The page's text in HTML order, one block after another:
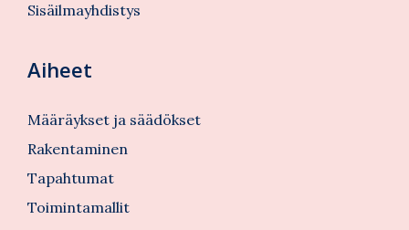
Sisäilmayhdistys
Aiheet
Määräykset ja säädökset
Rakentaminen
Tapahtumat
Toimintamallit